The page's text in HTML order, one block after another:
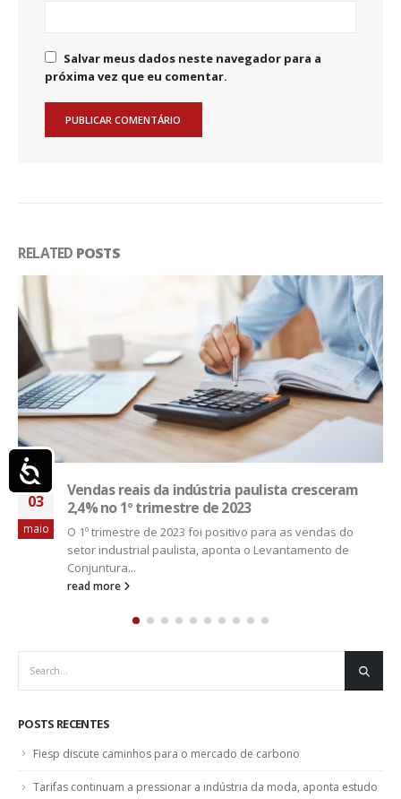
Acessibilidade
Salvar meus dados neste navegador para a
próxima vez que eu comentar.
RELATED POSTS
22
jun
PIB avança 1,1%, e Fiesp mantém projeção de
1,9% para 2026
Divulgada pela Fiesp (Federação das Indústrias do Estado
de São Paulo) nesta segunda-feira (22), a edição de junho
do...
read more
POSTS RECENTES
Fiesp discute caminhos para o mercado de carbono
Tarifas continuam a pressionar a indústria da moda, aponta estudo